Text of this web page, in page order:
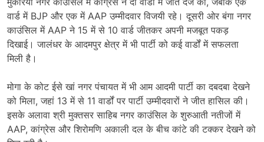
वार्ड में BJP और एक में AAP उम्मीदवार विजयी रहे। दूसरी ओर बंगा नगर
काउंसिल में AAP ने 15 में से 10 वार्ड जीतकर अपनी मजबूत पकड़
दिखाई। जालंधर के आदमपुर क्षेत्र में भी पार्टी को कई वार्डों में सफलता
मिली है।
मोगा के कोट ईसे खां नगर पंचायत में भी आम आदमी पार्टी का दबदबा देखने
को मिला, जहां 13 में से 11 वार्डों पर पार्टी उम्मीदवारों ने जीत हासिल की।
इसके अलावा श्री मुक्तसर साहिब नगर काउंसिल के शुरुआती नतीजों में
AAP, कांग्रेस और शिरोमणि अकाली दल के बीच कांटे की टक्कर देखने को